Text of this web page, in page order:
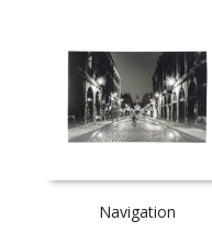
Navigation